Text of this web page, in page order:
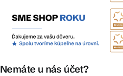
Nemáte u nás účet?